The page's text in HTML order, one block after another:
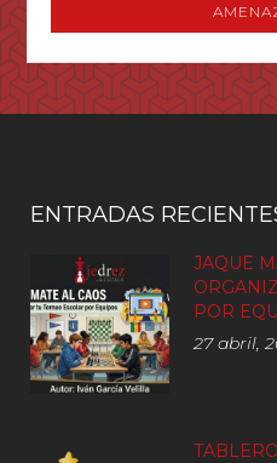
ENTRADAS
JAQUE
POR
27 abril,